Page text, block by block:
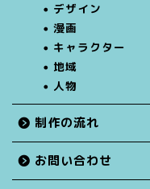
デザイン
漫画
キャラクター
地域
人物
制作の流れ
お問い合わせ